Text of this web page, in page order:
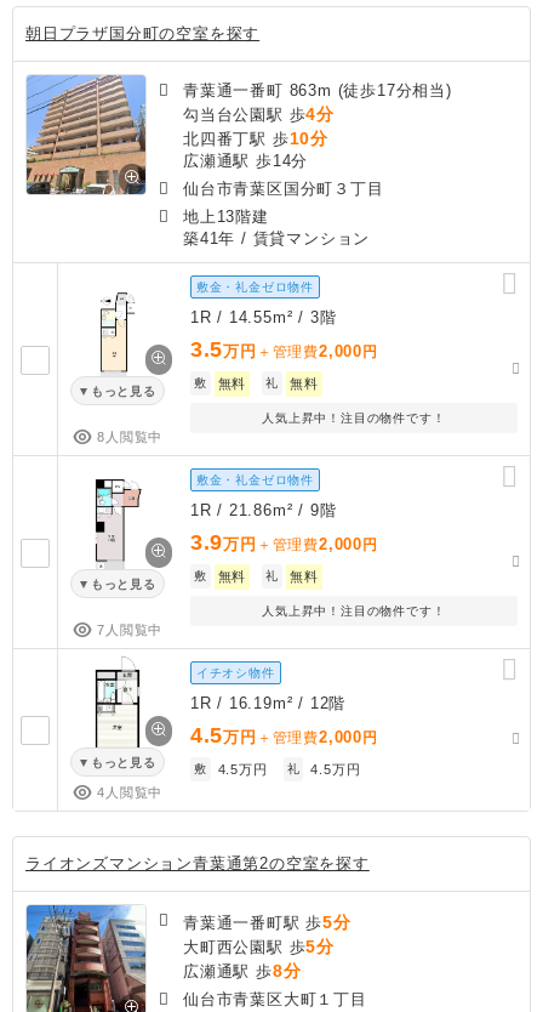
朝日プラザ国分町の空室を探す
青葉通一番町 863m (徒歩17分相当)
勾当台公園駅 歩4分
北四番丁駅 歩10分
広瀬通駅 歩14分
仙台市青葉区国分町３丁目
地上13階建
築41年 / 賃貸マンション
もっと見る
8人閲覧中
敷金・礼金ゼロ物件
1R / 14.55m² / 3階
3.5万円 ＋管理費2,000 円
敷 無料 礼 無料
人気上昇中！注目の物件です！
もっと見る
7人閲覧中
敷金・礼金ゼロ物件
1R / 21.86m² / 9階
3.9万円 ＋管理費2,000 円
敷 無料 礼 無料
人気上昇中！注目の物件です！
もっと見る
4人閲覧中
イチオシ物件
1R / 16.19m² / 12階
4.5万円 ＋管理費2,000 円
敷 4.5万円 礼 4.5万円
ライオンズマンション青葉通第2の空室を探す
青葉通一番町駅 歩5分
大町西公園駅 歩5分
広瀬通駅 歩8分
仙台市青葉区大町１丁目